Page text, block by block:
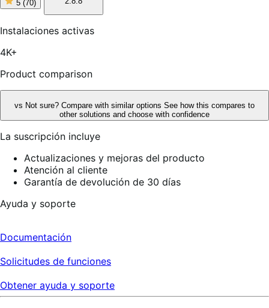
5 (70)
5
5
estrellas,
Instalaciones activas
4K+
Product comparison
vs Not sure? Compare with similar options See how this compares to
other solutions and choose with confidence
La suscripción incluye
Actualizaciones y mejoras del producto
Atención al cliente
Garantía de devolución de 30 días
Ayuda y soporte
Documentación
Solicitudes de funciones
Obtener ayuda y soporte